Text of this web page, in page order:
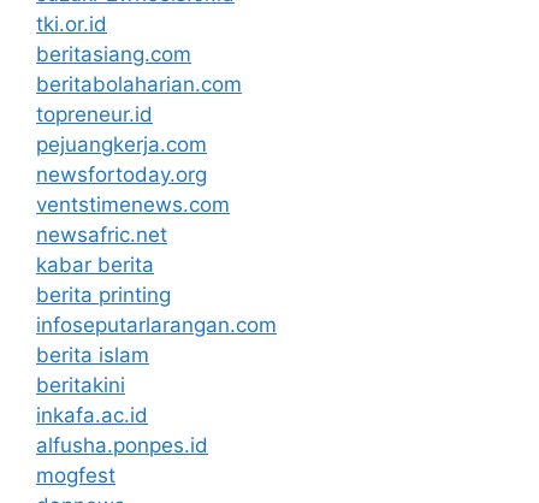
tki.or.id
beritasiang.com
beritabolaharian.com
topreneur.id
pejuangkerja.com
newsfortoday.org
ventstimenews.com
newsafric.net
kabar berita
berita printing
infoseputarlarangan.com
berita islam
beritakini
inkafa.ac.id
alfusha.ponpes.id
mogfest